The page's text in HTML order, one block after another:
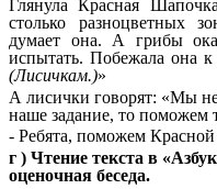
Глянула Красная
столько разноцветных
думает она. А грибы
испытать. Побежала она
(Лисичкам.)»
А лисички говорят: «Мы
наше задание, то поможем
- Ребята, поможем
г ) Чтение текста в
оценочная беседа.